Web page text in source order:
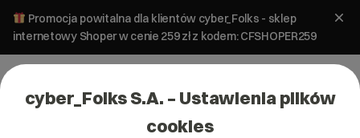
Promocja powitalna dla klientów cyber_Folks - sklep
internetowy Shoper w cenie 259 zł z kodem: CFSHOPER259
cyber_Folks S.A. – Ustawienia plików
cookies